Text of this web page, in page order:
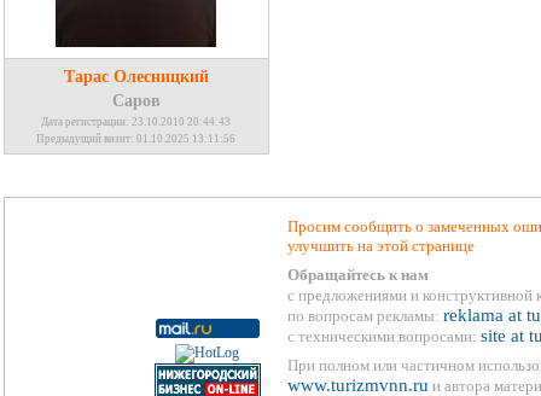
Тарас Олесницкий
Саров
Дата регистрации: 23.10.2010 20:44:43
Предыдущий визит: 01.10.2025 13:11:56
Просим сообщить о замеченных
улучшить на этой странице
Обращайтесь к нам
с предложениями и конструктивной
по вопросам рекламы: reklama at
с техническими вопросами: site at
При полном или частичном
www.turizmvnn.ru и автора